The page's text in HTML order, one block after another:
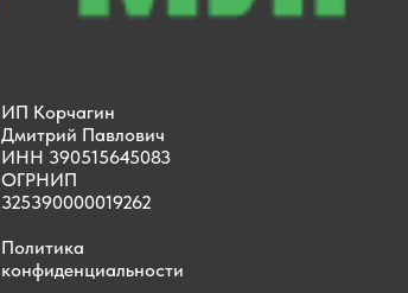
ИП Корчагин
Дмитрий Павлович
ИНН 390515645083
ОГРНИП
325390000019262
Политика
конфиденциальности